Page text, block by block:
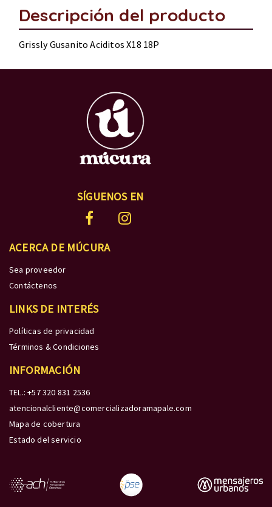
Descripción del producto
Grissly Gusanito Aciditos X18 18P
SÍGUENOS EN
ACERCA DE MÚCURA
Sea proveedor
Contáctenos
LINKS DE INTERÉS
Políticas de privacidad
Términos & Condiciones
INFORMACIÓN
TEL.: +57 320 831 2536
atencionalcliente@comercializadoramapale.com
Mapa de cobertura
Estado del servicio